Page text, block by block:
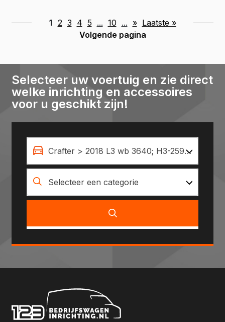
1 2 3 4 5 ... 10 ... » Laatste »
Volgende pagina
Selecteer uw voertuig en zie direct
welke inrichting en accessoires
voor u geschikt zijn!
Crafter > 2018 L3 wb 3640; H3-2590 (262)
Selecteer een categorie